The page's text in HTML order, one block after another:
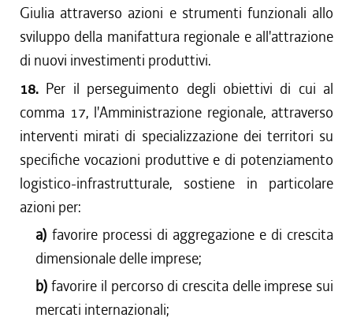
Giulia attraverso azioni e strumenti funzionali allo
sviluppo della manifattura regionale e all'attrazione
di nuovi investimenti produttivi.
18. Per il perseguimento degli obiettivi di cui al
comma 17, l'Amministrazione regionale, attraverso
interventi mirati di specializzazione dei territori su
specifiche vocazioni produttive e di potenziamento
logistico-infrastrutturale, sostiene in particolare
azioni per:
a) favorire processi di aggregazione e di crescita
dimensionale delle imprese;
b)favorire il percorso di crescita delle imprese sui
mercati internazionali;